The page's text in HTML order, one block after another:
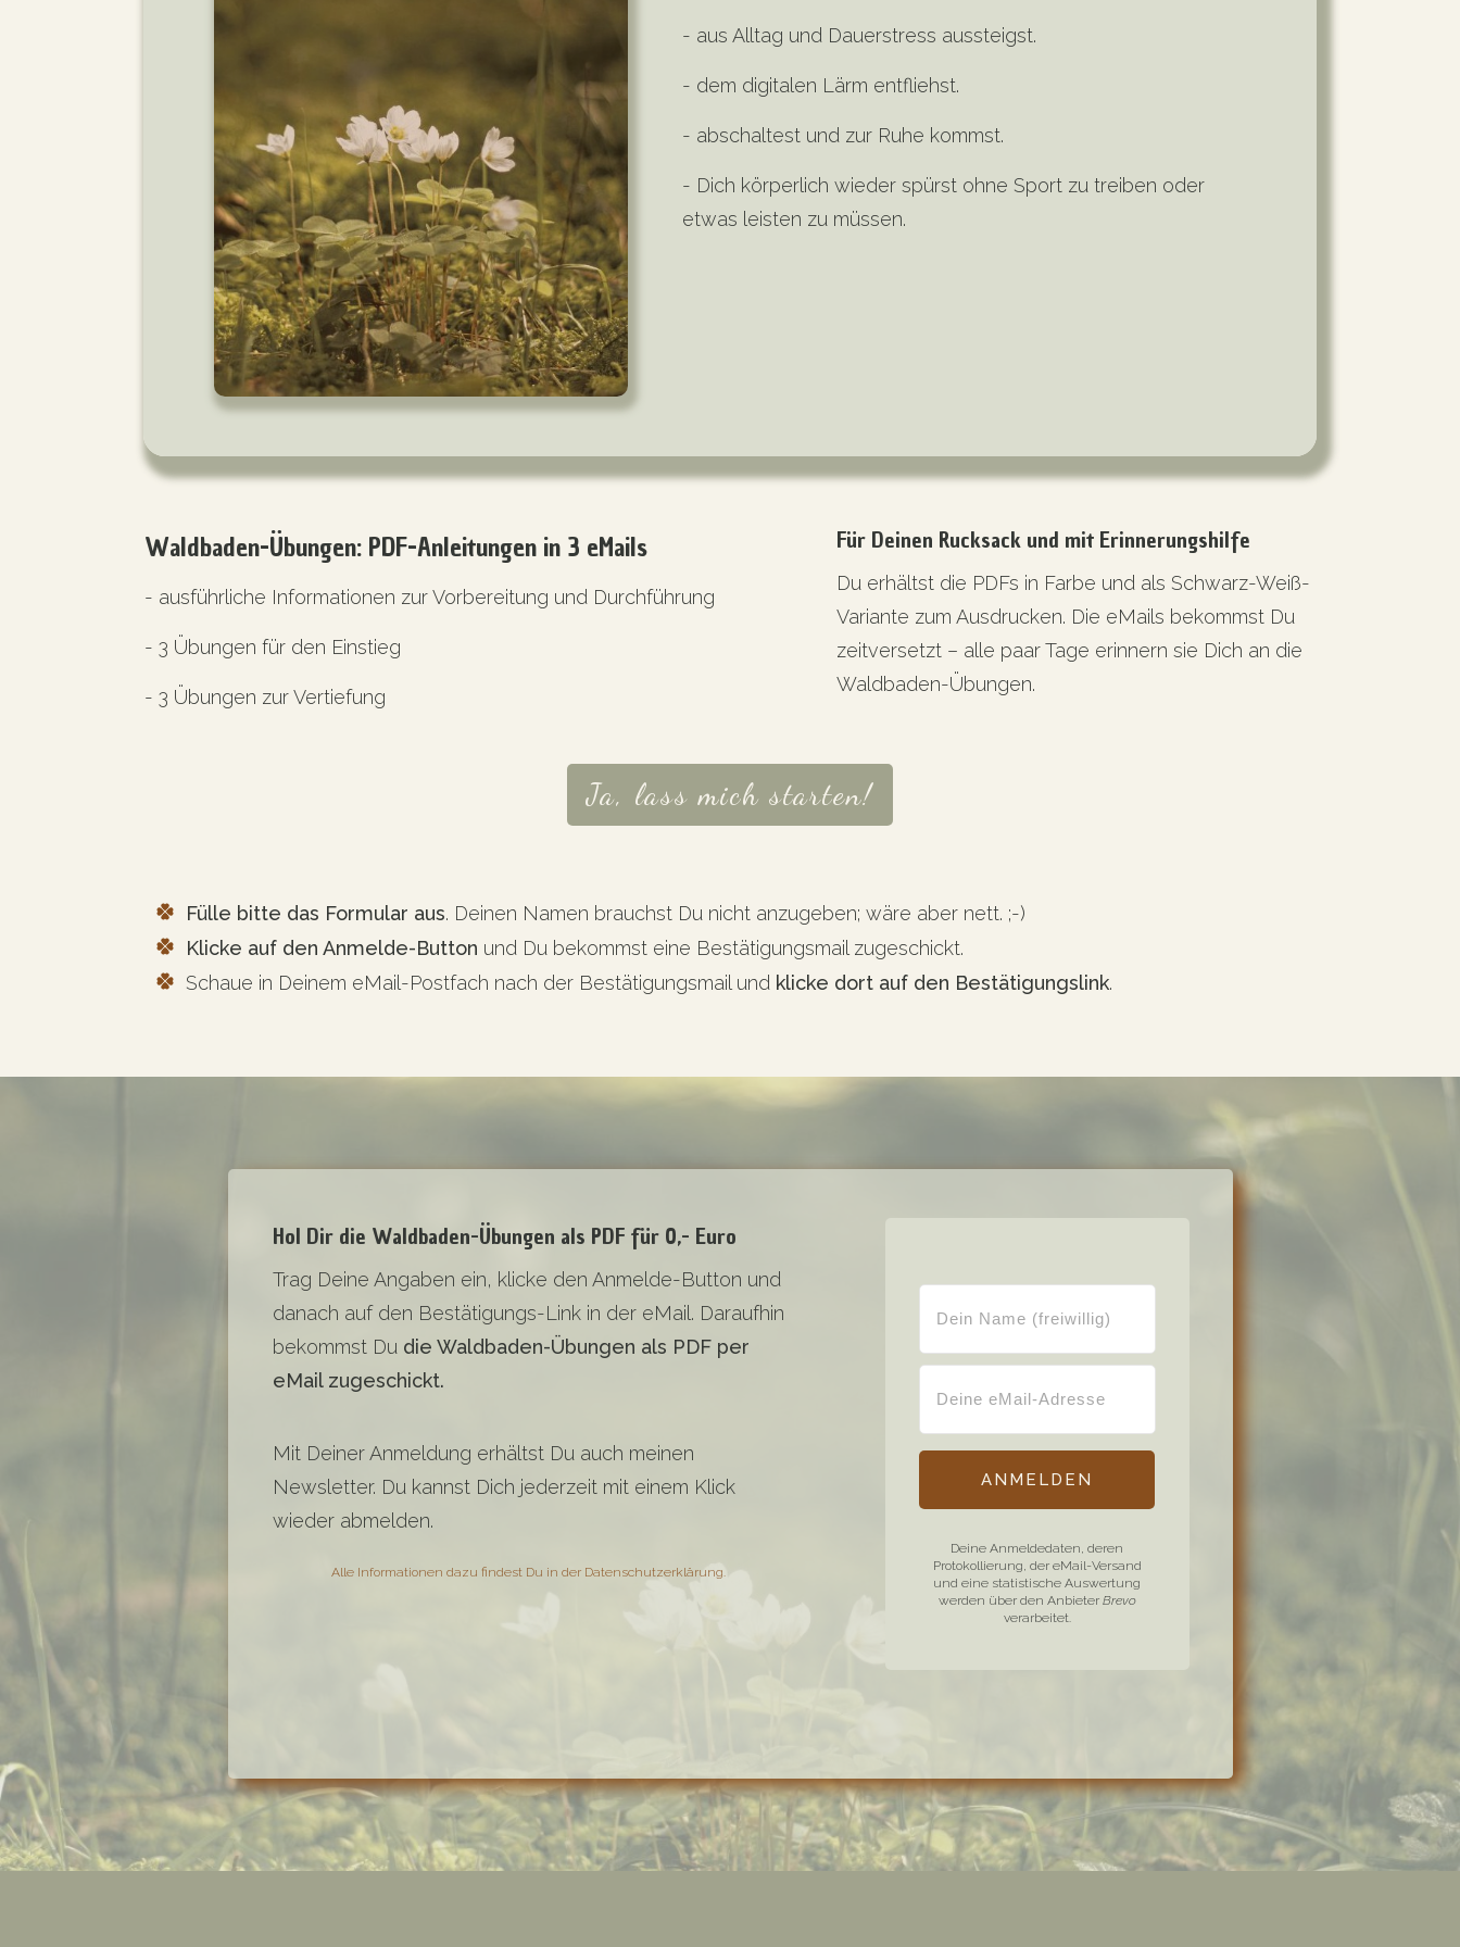
- aus Alltag und Dauerstress aussteigst.
- dem digitalen Lärm entfliehst.
- abschaltest und zur Ruhe kommst.
- Dich körperlich wieder spürst ohne Sport zu treiben oder
etwas leisten zu müssen.
Waldbaden-Übungen: PDF-Anleitungen in 3 eMails
- ausführliche Informationen zur Vorbereitung und Durchführung
- 3 Übungen für den Einstieg
- 3 Übungen zur Vertiefung
Für Deinen Rucksack und mit Erinnerungshilfe
Du erhältst die PDFs in Farbe und als Schwarz-Weiß-
Variante zum Ausdrucken. Die eMails bekommst Du
zeitversetzt – alle paar Tage erinnern sie Dich an die
Waldbaden-Übungen.
Ja, lass mich starten!
Fülle bitte das Formular aus. Deinen Namen brauchst Du nicht anzugeben; wäre aber nett. ;-)
Klicke auf den Anmelde-Button und Du bekommst eine Bestätigungsmail zugeschickt.
Schaue in Deinem eMail-Postfach nach der Bestätigungsmail und klicke dort auf den Bestätigungslink.
Hol Dir die Waldbaden-Übungen als PDF für 0,- Euro
Trag Deine Angaben ein, klicke den Anmelde-Button und
danach auf den Bestätigungs-Link in der eMail. Daraufhin
bekommst Du die Waldbaden-Übungen als PDF per
eMail zugeschickt.
Mit Deiner Anmeldung erhältst Du auch meinen
Newsletter. Du kannst Dich jederzeit mit einem Klick
wieder abmelden.
Alle Informationen dazu findest Du in der Datenschutzerklärung.
ANMELDEN
Deine Anmeldedaten, deren
Protokollierung, der eMail-Versand
und eine statistische Auswertung
werden über den Anbieter Brevo
verarbeitet.